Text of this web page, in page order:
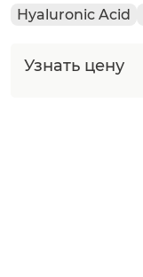
Hyaluronic Acid
Узнать цену